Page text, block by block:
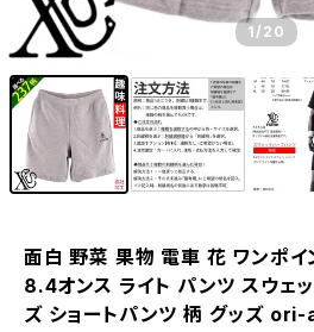
1/20
面白 野菜 果物 電車 花 ワンポイ
8.4オンス ライト パンツ スウェ
ズ ショートパンツ 柄 グッズ